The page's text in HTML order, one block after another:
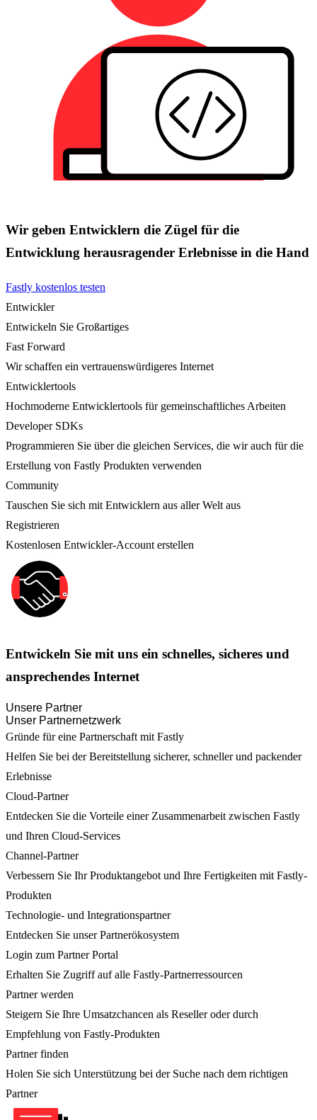
Wir geben Entwicklern die Zügel für die
Entwicklung herausragender Erlebnisse in die Hand
Fastly kostenlos testen
Entwickler
Entwickeln Sie Großartiges
Fast Forward
Wir schaffen ein vertrauenswürdigeres Internet
Entwicklertools
Hochmoderne Entwicklertools für gemeinschaftliches Arbeiten
Developer SDKs
Programmieren Sie über die gleichen Services, die wir auch für die
Erstellung von Fastly Produkten verwenden
Community
Tauschen Sie sich mit Entwicklern aus aller Welt aus
Registrieren
Kostenlosen Entwickler-Account erstellen
Entwickeln Sie mit uns ein schnelles, sicheres und
ansprechendes Internet
Unsere Partner
Unser Partnernetzwerk
Gründe für eine Partnerschaft mit Fastly
Helfen Sie bei der Bereitstellung sicherer, schneller und packender
Erlebnisse
Cloud-Partner
Entdecken Sie die Vorteile einer Zusammenarbeit zwischen Fastly
und Ihren Cloud-Services
Channel-Partner
Verbessern Sie Ihr Produktangebot und Ihre Fertigkeiten mit Fastly-
Produkten
Technologie- und Integrationspartner
Entdecken Sie unser Partnerökosystem
Login zum Partner Portal
Erhalten Sie Zugriff auf alle Fastly-Partnerressourcen
Partner werden
Steigern Sie Ihre Umsatzchancen als Reseller oder durch
Empfehlung von Fastly-Produkten
Partner finden
Holen Sie sich Unterstützung bei der Suche nach dem richtigen
Partner